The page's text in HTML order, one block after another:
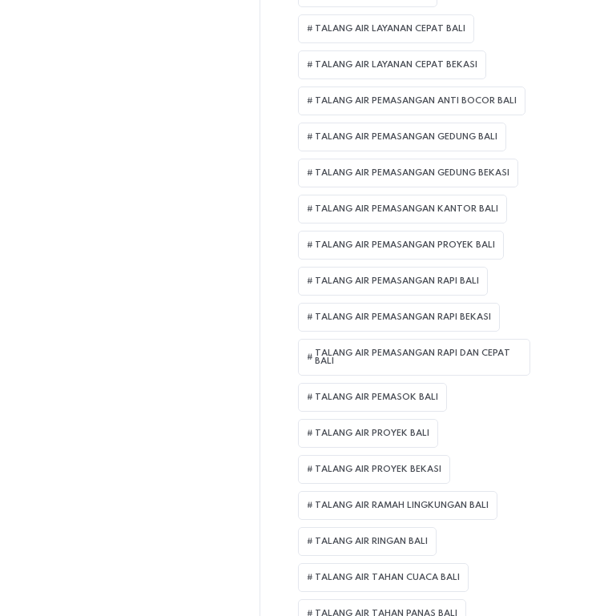
TALANG AIR LAYANAN CEPAT BALI
TALANG AIR LAYANAN CEPAT BEKASI
TALANG AIR PEMASANGAN ANTI BOCOR BALI
TALANG AIR PEMASANGAN GEDUNG BALI
TALANG AIR PEMASANGAN GEDUNG BEKASI
TALANG AIR PEMASANGAN KANTOR BALI
TALANG AIR PEMASANGAN PROYEK BALI
TALANG AIR PEMASANGAN RAPI BALI
TALANG AIR PEMASANGAN RAPI BEKASI
TALANG AIR PEMASANGAN RAPI DAN CEPAT
BALI
TALANG AIR PEMASOK BALI
TALANG AIR PROYEK BALI
TALANG AIR PROYEK BEKASI
TALANG AIR RAMAH LINGKUNGAN BALI
TALANG AIR RINGAN BALI
TALANG AIR TAHAN CUACA BALI
TALANG AIR TAHAN PANAS BALI